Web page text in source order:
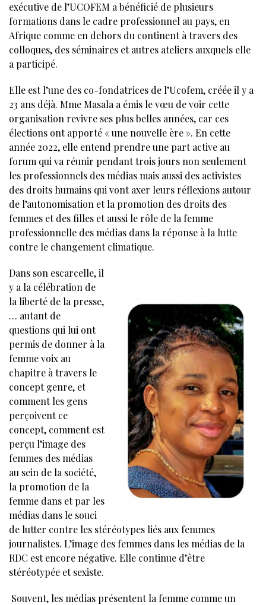
exécutive de l’UCOFEM a bénéficié de plusieurs
formations dans le cadre professionnel au pays, en
Afrique comme en dehors du continent à travers des
colloques, des séminaires et autres ateliers auxquels elle
a participé.
Elle est l’une des co-fondatrices de l’Ucofem, créée il y a
23 ans déjà. Mme Masala a émis le vœu de voir cette
organisation revivre ses plus belles années, car ces
élections ont apporté « une nouvelle ère ». En cette
année 2022, elle entend prendre une part active au
forum qui va réunir pendant trois jours non seulement
les professionnels des médias mais aussi des activistes
des droits humains qui vont axer leurs réflexions autour
de l’autonomisation et la promotion des droits des
femmes et des filles et aussi le rôle de la femme
professionnelle des médias dans la réponse à la lutte
contre le changement climatique.
Dans son escarcelle, il
y a la célébration de
la liberté de la presse,
… autant de
questions qui lui ont
permis de donner à la
femme voix au
chapitre à travers le
concept genre, et
comment les gens
perçoivent ce
concept, comment est
perçu l’image des
femmes des médias
au sein de la société,
la promotion de la
femme dans et par les
médias dans le souci
de lutter contre les stéréotypes liés aux femmes
journalistes. L’image des femmes dans les médias de la
RDC est encore négative. Elle continue d’être
stéréotypée et sexiste.
Souvent, les médias présentent la femme comme un